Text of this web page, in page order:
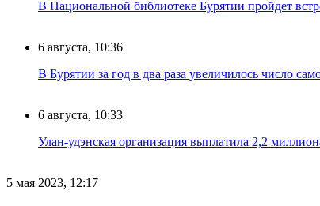
В Национальной библиотеке Бурятии пройдет
6 августа, 10:36
В Бурятии за год в два раза увеличилось число
6 августа, 10:33
Улан-удэнская организация выплатила 2,2
5 мая 2023, 12:17